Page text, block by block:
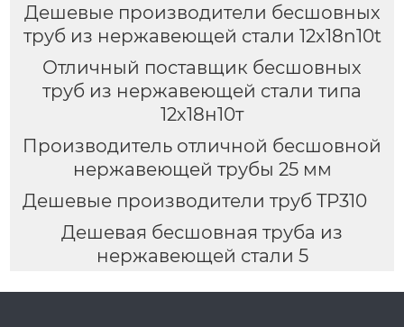
Дешевые производители бесшовных
труб из нержавеющей стали 12x18n10t
Отличный поставщик бесшовных
труб из нержавеющей стали типа
12х18н10т
Производитель отличной бесшовной
нержавеющей трубы 25 мм
Дешевые производители труб TP310
Дешевая бесшовная труба из
нержавеющей стали 5